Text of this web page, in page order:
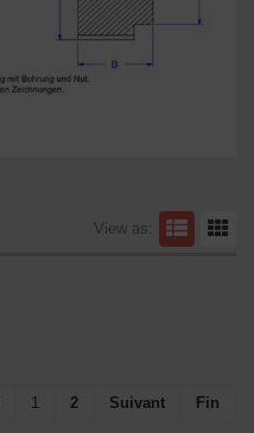
View as:
1 2 Suivant Fin